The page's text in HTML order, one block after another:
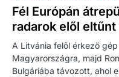
Fél Európán
radarok elől
A Litvánia felől érkező
Magyarországra, majd
Bulgáriába távozott, ahol